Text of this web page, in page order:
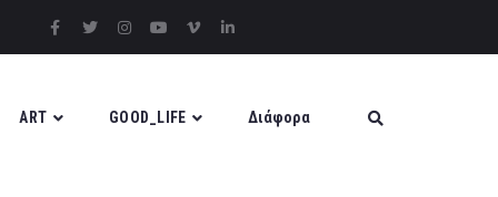
ART GOOD_LIFE Διάφορα